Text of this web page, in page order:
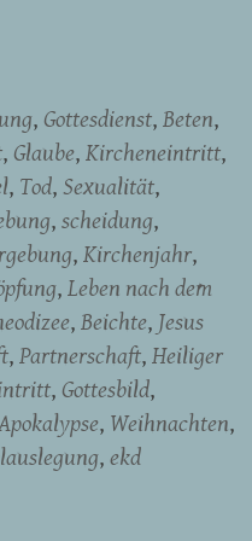
Gottesdienst Beten
Glaube Kircheneintritt
Tod Sexualität
scheidung
Kirchenjahr
Leben nach dem
Beichte Jesus
Partnerschaft Heiliger
Gottesbild
Weihnachten
ekd